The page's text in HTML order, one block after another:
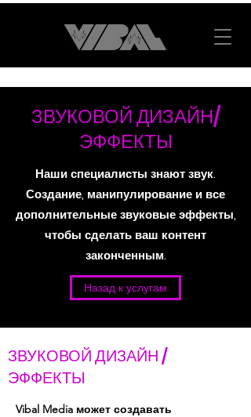
ЗВУКОВОЙ ДИЗАЙН/
ЭФФЕКТЫ
Наши специалисты знают звук.
Создание, манипулирование и все
дополнительные звуковые эффекты,
чтобы сделать ваш контент
законченным.
Назад к услугам
ЗВУКОВОЙ ДИЗАЙН /
ЭФФЕКТЫ
Vibal Media может создавать